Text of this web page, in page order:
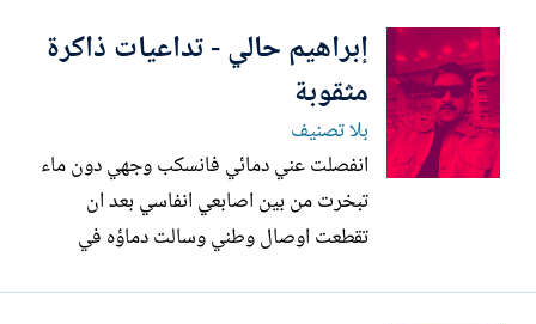
مقاومًا الانحناء في أرضٍ لا تُعير الراكعين
التفاتة. ثم… حدَثَ ما يشبه...
إبراهيم حالي - تداعيات ذاكرة
مثقوبة
بلا تصنيف
انفصلت عني دمائي فانسكب وجهي دون ماء
تبخرت من بين اصابعي انفاسي بعد ان
تقطعت اوصال وطني وسالت دماؤه في